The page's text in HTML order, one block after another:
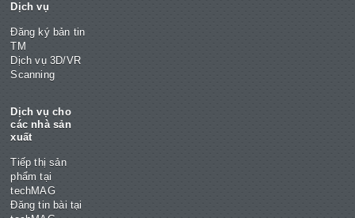
Dịch vụ
Đăng ký bản tin
TM
Dịch vụ 3D/VR
Scanning
Dịch vụ cho
các nhà sản
xuất
Tiếp thị sản
phẩm tại
techMAG
Đăng tin bài tại